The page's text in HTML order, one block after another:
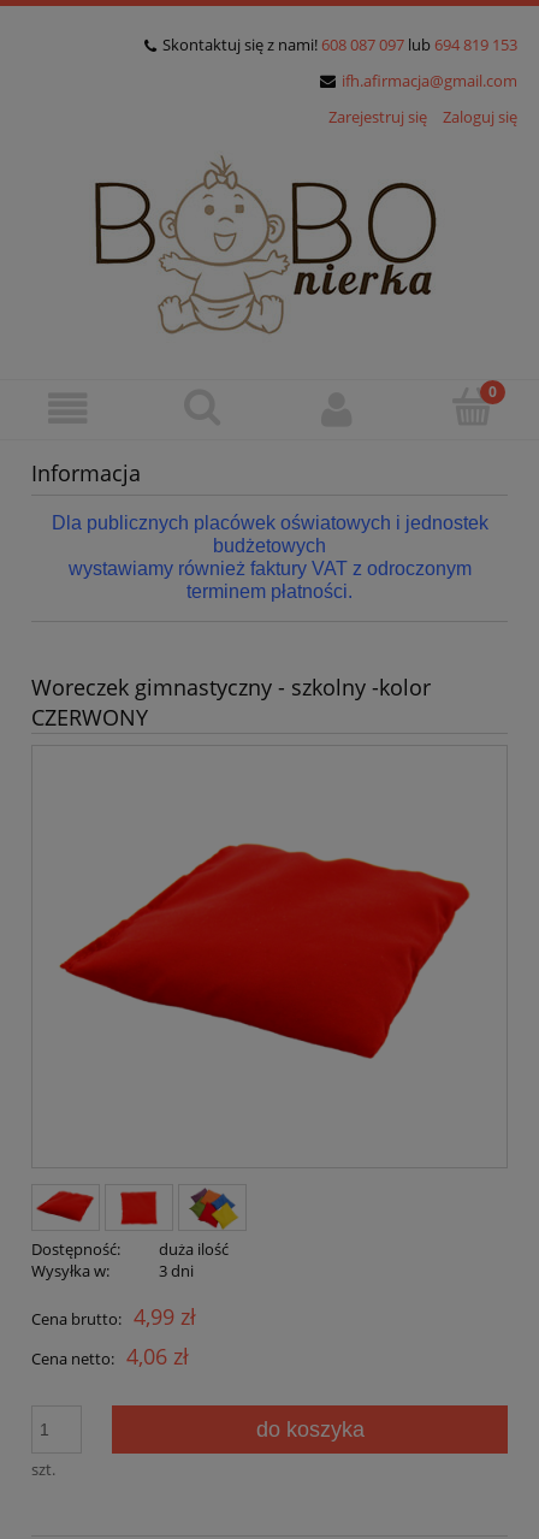
Skontaktuj się z nami! 608 087 097 lub 694 819 153
ifh.afirmacja@gmail.com
Zarejestruj się
Zaloguj się
Informacja
Dla publicznych placówek oświatowych i jednostek
budżetowych
wystawiamy również faktury VAT z odroczonym
terminem płatności.
Woreczek gimnastyczny - szkolny -kolor
CZERWONY
Dostępność:
duża ilość
Wysyłka w:
3 dni
Cena brutto: 4,99 zł
Cena netto: 4,06 zł
szt.
do koszyka